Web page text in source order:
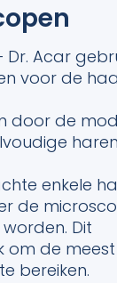
Dr. Acar
voor de
door de
enkele
de
Dit
om de
bereiken.